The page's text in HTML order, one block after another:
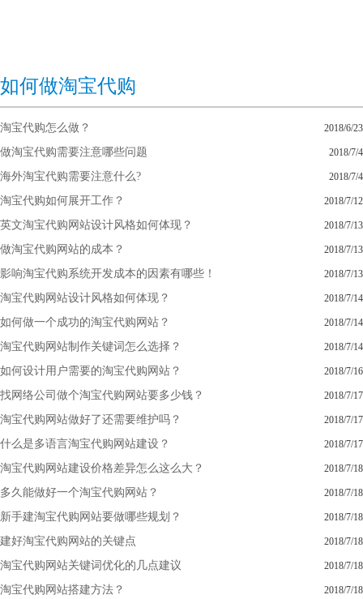
如何做淘宝代购
淘宝代购怎么做？ 2018/6/23
做淘宝代购需要注意哪些问题 2018/7/4
海外淘宝代购需要注意什么? 2018/7/4
淘宝代购如何展开工作？ 2018/7/12
英文淘宝代购网站设计风格如何体现？ 2018/7/13
做淘宝代购网站的成本？ 2018/7/13
影响淘宝代购系统开发成本的因素有哪些！ 2018/7/13
淘宝代购网站设计风格如何体现？ 2018/7/14
如何做一个成功的淘宝代购网站？ 2018/7/14
淘宝代购网站制作关键词怎么选择？ 2018/7/14
如何设计用户需要的淘宝代购网站？ 2018/7/16
找网络公司做个淘宝代购网站要多少钱？ 2018/7/17
淘宝代购网站做好了还需要维护吗？ 2018/7/17
什么是多语言淘宝代购网站建设？ 2018/7/17
淘宝代购网站建设价格差异怎么这么大？ 2018/7/18
多久能做好一个淘宝代购网站？ 2018/7/18
新手建淘宝代购网站要做哪些规划？ 2018/7/18
建好淘宝代购网站的关键点 2018/7/18
淘宝代购网站关键词优化的几点建议 2018/7/18
淘宝代购网站搭建方法？ 2018/7/18